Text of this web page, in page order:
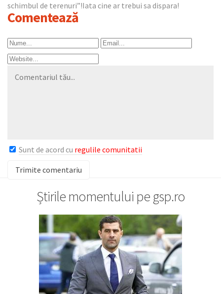
schimbul de terenuri”!Iata cine ar trebui sa dispara!
Comentează
Sunt de acord cu regulile comunitatii
Știrile momentului pe gsp.ro